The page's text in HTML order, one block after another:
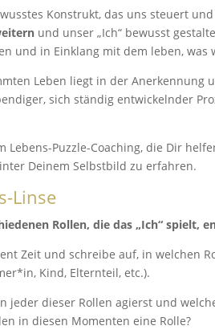
Konstrukt, das uns steuert
und unser „Ich“ bewusst
und in Einklang mit dem leben,
Leben liegt in der Anerkennung
sich ständig entwickelnder
Lebens-Puzzle-Coaching, die Dir
Deinem Selbstbild zu erfahren.
Linse
Rollen, die das „Ich“ spielt,
Zeit und schreibe auf, in welchen
Kind, Elternteil, etc.).
jeder dieser Rollen agierst und
in diesen Momenten eine Rolle?